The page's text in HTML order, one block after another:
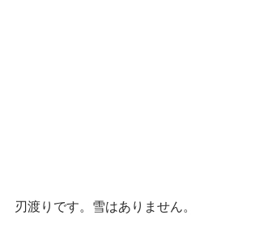
刃渡りです。雪はありません。